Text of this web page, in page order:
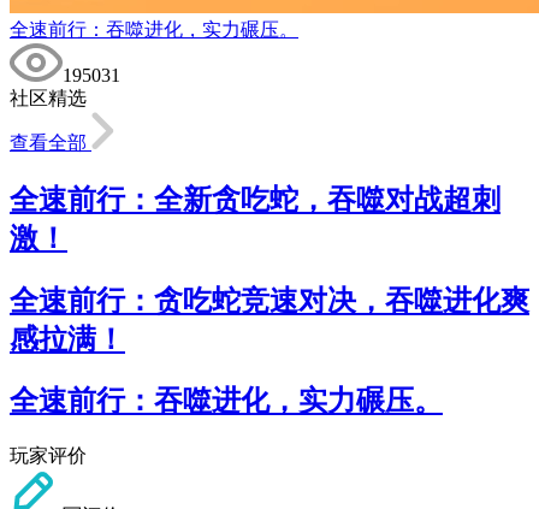
全速前行：吞噬进化，实力碾压。
195031
社区精选
查看全部
全速前行：全新贪吃蛇，吞噬对战超刺
激！
全速前行：贪吃蛇竞速对决，吞噬进化爽
感拉满！
全速前行：吞噬进化，实力碾压。
玩家评价